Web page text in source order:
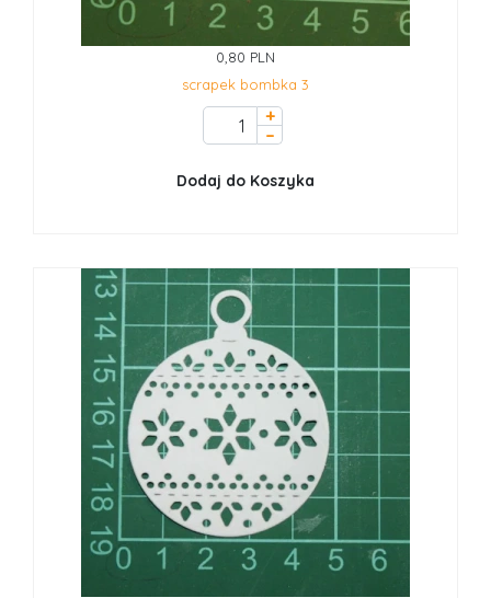
0,80 PLN
scrapek bombka 3
+
–
Dodaj do Koszyka